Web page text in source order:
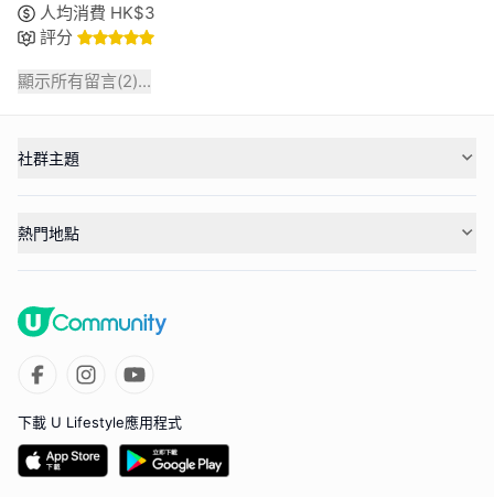
人均消費 HK$3
評分
顯示所有留言(2)...
社群主題
熱門地點
下載 U Lifestyle應用程式